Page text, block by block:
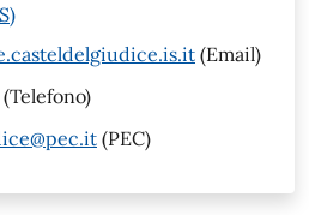
(Email)
(Telefono)
(PEC)